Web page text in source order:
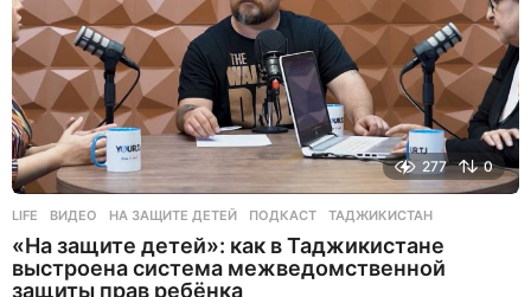
277 0
LIFE ВИДЕО ,НА ЗАЩИТЕ ДЕТЕЙ ,ПОДКАСТ ,ТАДЖИКИСТАН
«На защите детей»: как в Таджикистане
выстроена система межведомственной
защиты прав ребёнка